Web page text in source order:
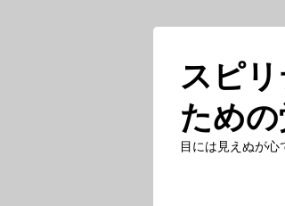
スピ
ため
目には見えぬが